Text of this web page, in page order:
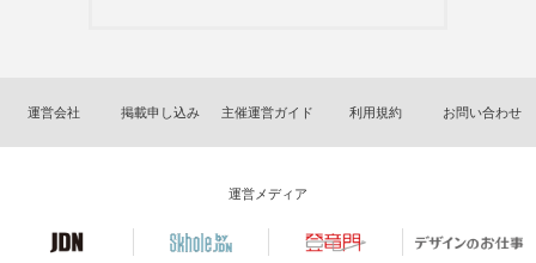
運営会社 掲載申し込み 主催運営ガイド 利用規約 お問い合わせ
運営メディア